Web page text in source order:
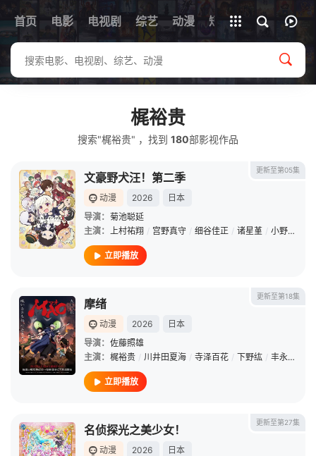
首页 电影 电视剧 综艺 动漫 短剧
全部影片
梶裕贵
搜索"梶裕贵" ，找到 180部影视作品
更新至第05集
文豪野犬汪！第二季
动漫 2026
日本
导演： 菊池聪延
主演： 上村祐翔 / 宫野真守 / 细谷佳正 / 诸星堇 / 小野贤章
立即播放
更新至第18集
摩绪
动漫 2026
日本
导演： 佐藤照雄
主演： 梶裕贵 / 川井田夏海 / 寺泽百花 / 下野纮 / 丰永利行
立即播放
更新至第27集
名侦探光之美少女！
动漫 2026
日本